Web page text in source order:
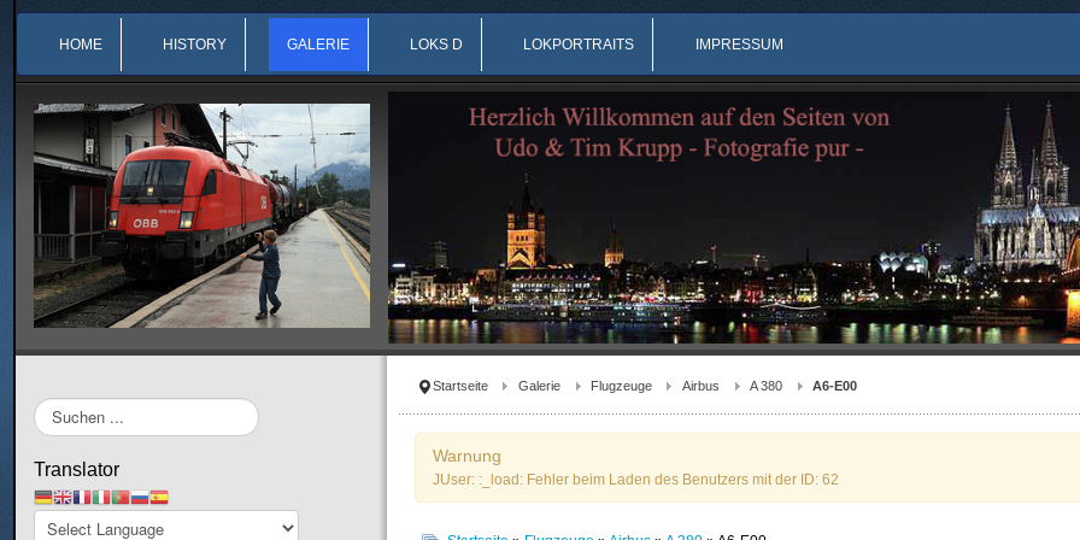
HOME HISTORY GALERIE LOKS D LOKPORTRAITS IMPRESSUM
Startseite Galerie Flugzeuge Airbus A 380 A6-E00
Warnung
JUser: :_load: Fehler beim Laden des Benutzers mit der ID: 62
Suchen
...
Translator